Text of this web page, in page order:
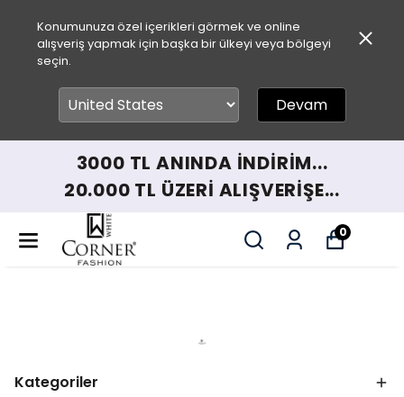
Konumunuza özel içerikleri görmek ve online
alışveriş yapmak için başka bir ülkeyi veya bölgeyi
seçin.
Devam
3000 TL ANINDA İNDİRİM...
20.000 TL ÜZERİ ALIŞVERİŞE...
0
Kategoriler